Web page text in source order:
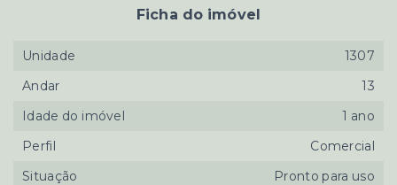
Ficha do imóvel
Unidade
1307
Andar
13
Idade do imóvel
1 ano
Perfil
Comercial
Situação
Pronto para uso